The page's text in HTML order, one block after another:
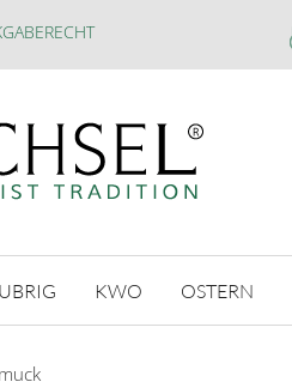
KWO OSTERN